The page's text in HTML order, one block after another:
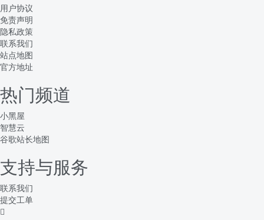
用户协议
免责声明
隐私政策
联系我们
站点地图
官方地址
热门频道
小黑屋
智慧云
谷歌站长地图
支持与服务
联系我们
提交工单